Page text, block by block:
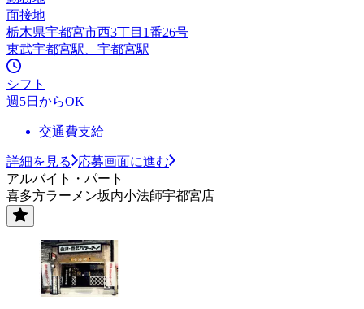
面接地
栃木県宇都宮市西3丁目1番26号
東武宇都宮駅、宇都宮駅
シフト
週5日からOK
交通費支給
詳細を見る
応募画面に進む
アルバイト・パート
喜多方ラーメン坂内小法師宇都宮店